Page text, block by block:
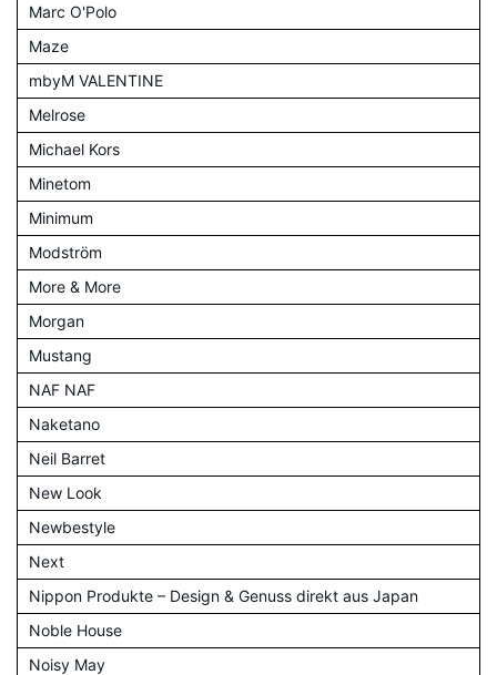
Marc O'Polo
Maze
mbyM VALENTINE
Melrose
Michael Kors
Minetom
Minimum
Modström
More & More
Morgan
Mustang
NAF NAF
Naketano
Neil Barret
New Look
Newbestyle
Next
Nippon Produkte – Design & Genuss direkt aus Japan
Noble House
Noisy May